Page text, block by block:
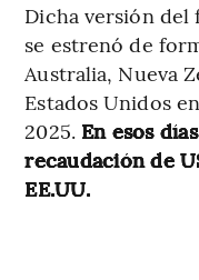
Dicha versión del
se estrenó de
Australia, Nueva
Estados Unidos
2025. En esos
recaudación de
EE.UU.